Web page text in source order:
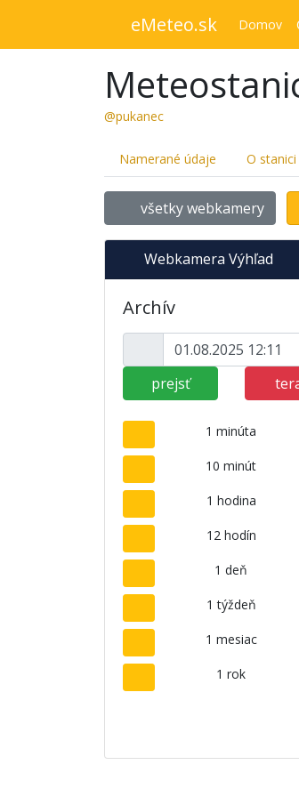
eMeteo.sk Domov
@pukanec
Namerané údaje O stanici
všetky webkamery
Webkamera Výhľad
Archív
prejsť
1 minúta
10 minút
1 hodina
12 hodín
1 deň
1 týždeň
1 mesiac
1 rok